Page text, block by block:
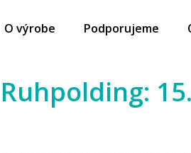
O výrobe Podporujeme